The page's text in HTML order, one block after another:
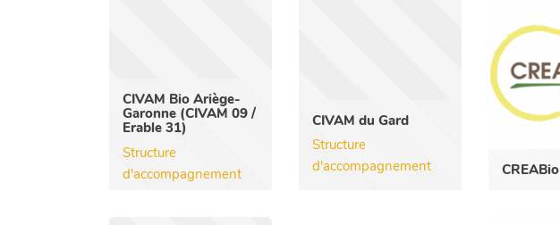
CIVAM Bio Ariège-
Garonne (CIVAM 09 /
Erable 31)
Structure
d'accompagnement
CIVAM du Gard
Structure
d'accompagnement
CREABio